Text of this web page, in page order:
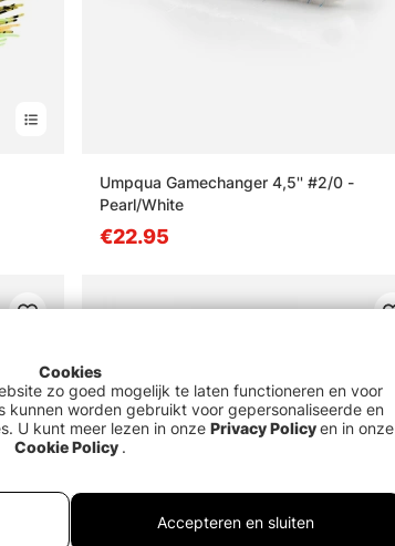
Umpqua Gamechanger 4,5'' #2/0 -
Pearl/White
€22.95
Cookies
zo goed mogelijk te laten functioneren en voor
kunnen worden gebruikt voor gepersonaliseerde en
U kunt meer lezen in onze Privacy Policy en in onze
Cookie Policy .
Accepteren en sluiten